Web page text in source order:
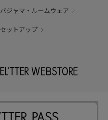
パジャマ・ルームウェア
セットアップ